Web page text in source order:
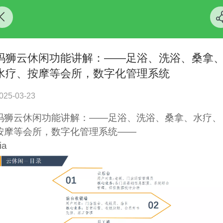
狮云休闲功能讲解：——足浴、洗浴、桑拿
疗、按摩等会所，数字化管理系统
03-23
狮云休闲功能讲解：——足浴、洗浴、桑拿、水疗、
摩等会所，数字化管理系统——